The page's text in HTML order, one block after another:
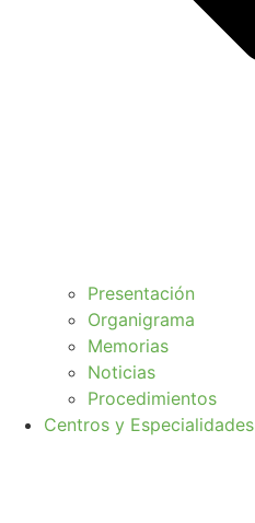
Presentación
Organigrama
Memorias
Noticias
Procedimientos
Centros y Especialidades